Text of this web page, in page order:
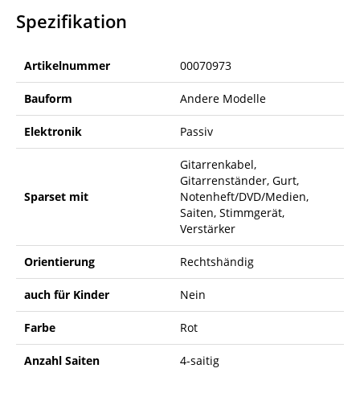
Spezifikation
Artikelnummer 00070973
Bauform Andere Modelle
Elektronik Passiv
Sparset mit
Gitarrenkabel,
Gitarrenständer, Gurt,
Notenheft/DVD/Medien,
Saiten, Stimmgerät,
Verstärker
Orientierung Rechtshändig
auch für Kinder Nein
Farbe Rot
Anzahl Saiten 4-saitig